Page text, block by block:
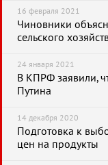
16 февраля 2021
Чиновники
сельского
24 января 2021
В КПРФ заявили,
Путина
14 декабря 2020
Подготовка к
цен на продукты